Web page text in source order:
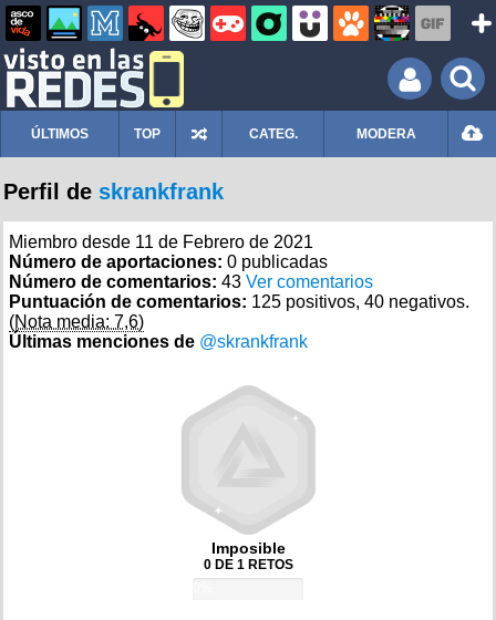
ÚLTIMOS TOP CATEG. MODERA
Perfil de skrankfrank
Miembro desde 11 de Febrero de 2021
Número de aportaciones: 0 publicadas
Número de comentarios: 43 Ver comentarios
Puntuación de comentarios: 125 positivos, 40 negativos.
(Nota media: 7,6)
Últimas menciones de @skrankfrank
Imposible
0 DE 1 RETOS